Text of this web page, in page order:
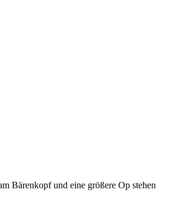
Bärenkopf und eine größere Op stehen